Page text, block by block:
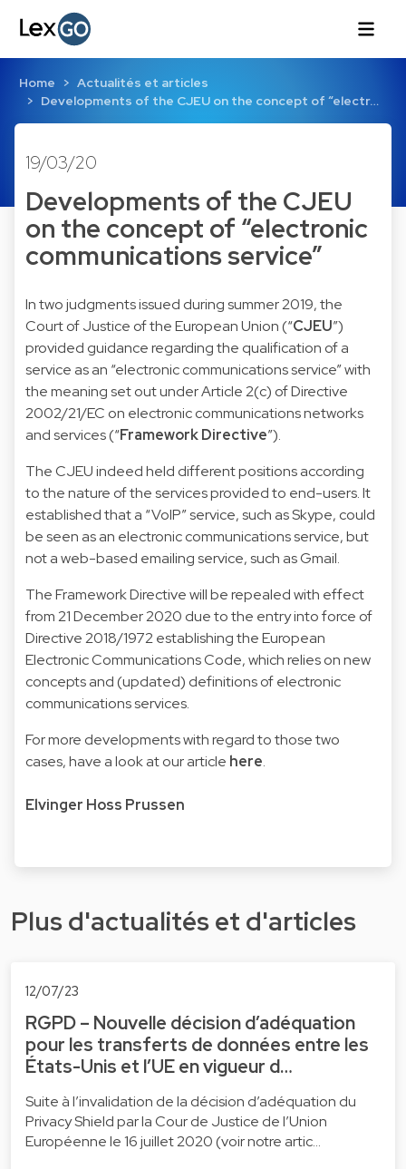
Home
Actualités et articles
Developments of the CJEU on the concept of “electr…
19/03/20
Developments of the CJEU
on the concept of “electronic
communications service”
In two judgments issued during summer 2019, the
Court of Justice of the European Union (“CJEU”)
provided guidance regarding the qualification of a
service as an “electronic communications service” with
the meaning set out under Article 2(c) of Directive
2002/21/EC on electronic communications networks
and services (“Framework Directive”).
The CJEU indeed held different positions according
to the nature of the services provided to end-users. It
established that a “VoIP” service, such as Skype, could
be seen as an electronic communications service, but
not a web-based emailing service, such as Gmail.
The Framework Directive will be repealed with effect
from 21 December 2020 due to the entry into force of
Directive 2018/1972 establishing the European
Electronic Communications Code, which relies on new
concepts and (updated) definitions of electronic
communications services.
For more developments with regard to those two
cases, have a look at our article here.
Elvinger Hoss Prussen
Plus d'actualités et d'articles
12/07/23
RGPD – Nouvelle décision d’adéquation
pour les transferts de données entre les
États-Unis et l’UE en vigueur d…
Suite à l’invalidation de la décision d’adéquation du
Privacy Shield par la Cour de Justice de l’Union
Européenne le 16 juillet 2020 (voir notre artic…